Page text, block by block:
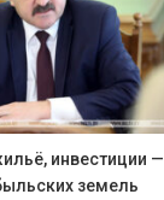
инвестиции —
земель